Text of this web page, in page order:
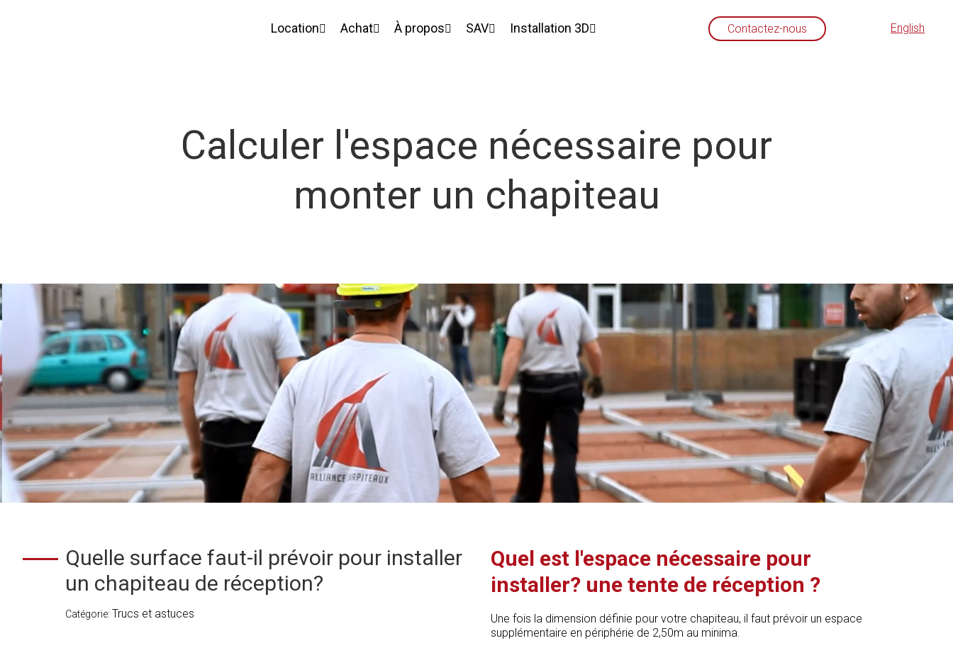
Location Achat À propos SAV Installation 3D Contactez-nous English
Calculer l'espace nécessaire pour
monter un chapiteau
Quelle surface faut-il prévoir pour installer
un chapiteau de réception?
Catégorie: Trucs et astuces
Quel est l'espace nécessaire pour
installer? une tente de réception ?
Une fois la dimension définie pour votre chapiteau, il faut prévoir un espace
supplémentaire en périphérie de 2,50m au minima.